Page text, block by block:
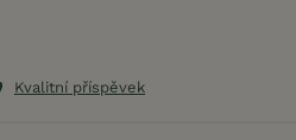
Kvalitní příspěvek